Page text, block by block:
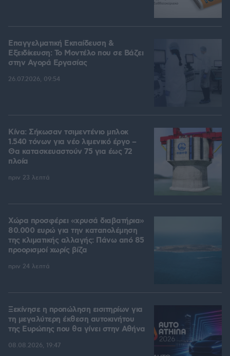
Επαγγελματική Εκπαίδευση &
Εξειδίκευση: Το Mοντέλο που σε Bάζει
στην Aγορά Eργασίας
26.07.2026, 09:54
Κίνα: Σήκωσαν τσιμεντένιο μπλοκ
1.540 τόνων για νέο λιμενικό έργο –
Θα κατασκευαστούν 75 για έως 72
πλοία
πριν 23 λεπτά
Χώρα προσφέρει «χρυσά διαβατήρια»
80.000 ευρώ για την καταπολέμηση
της κλιματικής αλλαγής: Πάνω από 85
προορισμοί χωρίς βίζα
πριν 24 λεπτά
Ξεκίνησε η προπώληση εισιτηρίων για
τη μεγαλύτερη έκθεση αυτοκινήτου
της Ευρώπης που θα γίνει στην Αθήνα
08.08.2026, 19:47